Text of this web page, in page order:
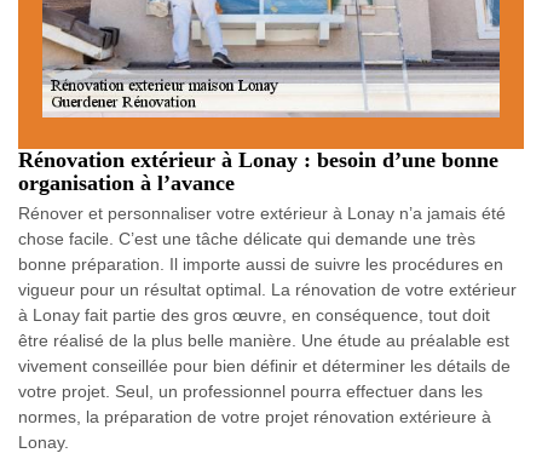
Rénovation extérieur à Lonay : besoin d’une bonne
organisation à l’avance
Rénover et personnaliser votre extérieur à Lonay n’a jamais été
chose facile. C’est une tâche délicate qui demande une très
bonne préparation. Il importe aussi de suivre les procédures en
vigueur pour un résultat optimal. La rénovation de votre extérieur
à Lonay fait partie des gros œuvre, en conséquence, tout doit
être réalisé de la plus belle manière. Une étude au préalable est
vivement conseillée pour bien définir et déterminer les détails de
votre projet. Seul, un professionnel pourra effectuer dans les
normes, la préparation de votre projet rénovation extérieure à
Lonay.